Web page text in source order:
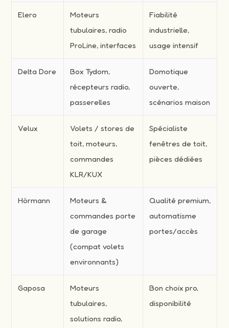
Elero
Moteurs
tubulaires, radio
ProLine, interfaces
Fiabilité
industrielle,
usage intensif
Delta Dore
Box Tydom,
récepteurs radio,
passerelles
Domotique
ouverte,
scénarios maison
Velux
Volets / stores de
toit, moteurs,
commandes
KLR/KUX
Spécialiste
fenêtres de toit,
pièces dédiées
Hörmann
Moteurs &
commandes porte
de garage
(compat volets
environnants)
Qualité premium,
automatisme
portes/accès
Gaposa
Moteurs
tubulaires,
solutions radio,
Bon choix pro,
disponibilité